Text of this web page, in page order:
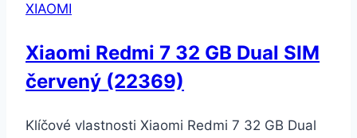
XIAOMI
Xiaomi Redmi 7 32 GB Dual SIM
červený (22369)
Klíčové vlastnosti Xiaomi Redmi 7 32 GB Dual